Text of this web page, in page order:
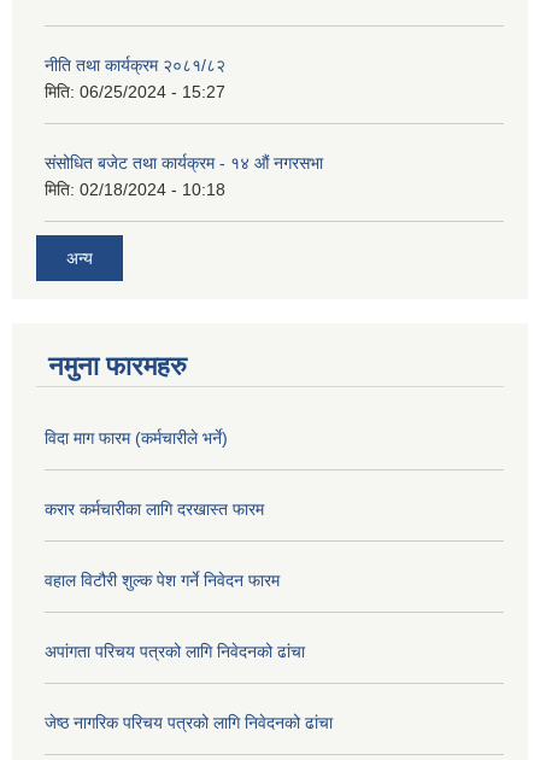
नीति तथा कार्यक्रम २०८१/८२
मिति: 06/25/2024 - 15:27
संसोधित बजेट तथा कार्यक्रम - १४ औं नगरसभा
मिति: 02/18/2024 - 10:18
अन्य
नमुना फारमहरु
विदा माग फारम (कर्मचारीले भर्ने)
करार कर्मचारीका लागि दरखास्त फारम
वहाल विटौरी शुल्क पेश गर्ने निवेदन फारम
अपांगता परिचय पत्रको लागि निवेदनको ढांचा
जेष्ठ नागरिक परिचय पत्रको लागि निवेदनको ढांचा